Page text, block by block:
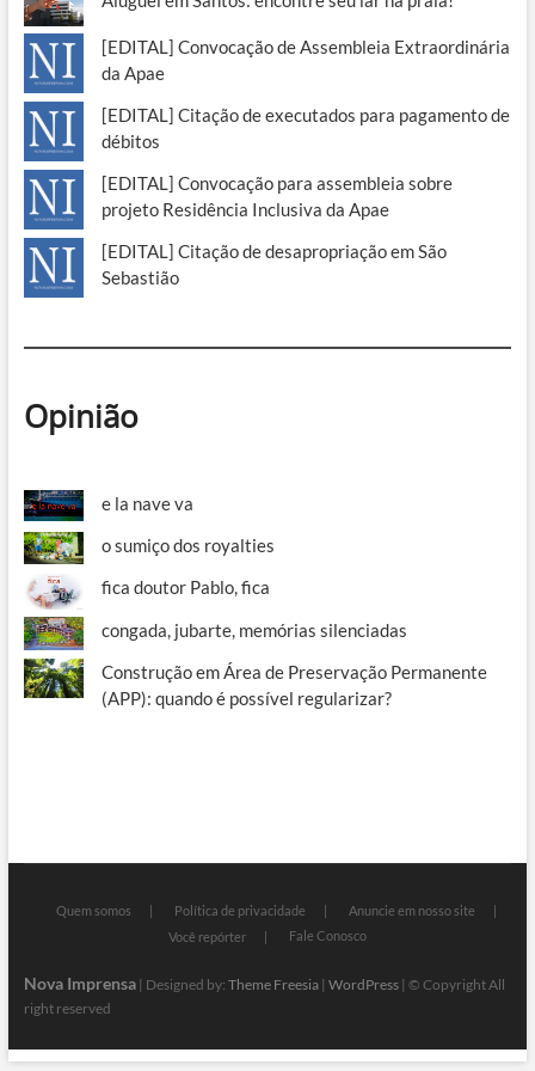
[EDITAL] Convocação de Assembleia Extraordinária
da Apae
[EDITAL] Citação de executados para pagamento de
débitos
[EDITAL] Convocação para assembleia sobre
projeto Residência Inclusiva da Apae
[EDITAL] Citação de desapropriação em São
Sebastião
Opinião
e la nave va
o sumiço dos royalties
fica doutor Pablo, fica
congada, jubarte, memórias silenciadas
Construção em Área de Preservação Permanente
(APP): quando é possível regularizar?
Quem somos Política de privacidade
Anuncie em nosso site
Você repórter
Fale Conosco
Nova Imprensa| Designed by: Theme Freesia| WordPress| © Copyright All
right reserved